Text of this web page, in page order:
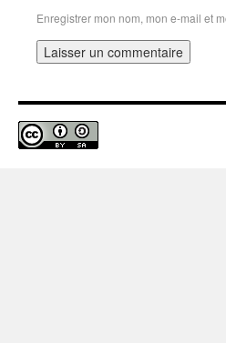
Enregistrer mon nom, mon e-mail et